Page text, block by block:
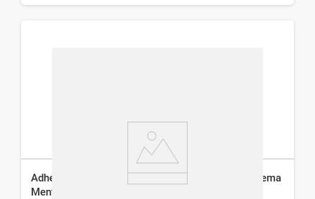
Adhesivo para Prótesis Dentales Ultra Corega Crema
Menta x 40 g